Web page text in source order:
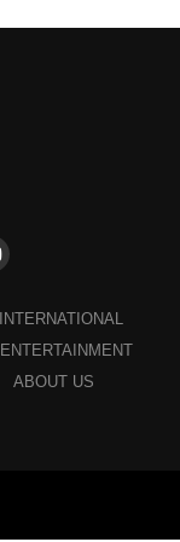
INTERNATIONAL
ENTERTAINMENT
ABOUT US